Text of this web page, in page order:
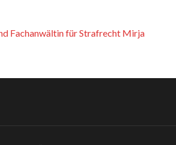
Fachanwältin für Strafrecht Mirja